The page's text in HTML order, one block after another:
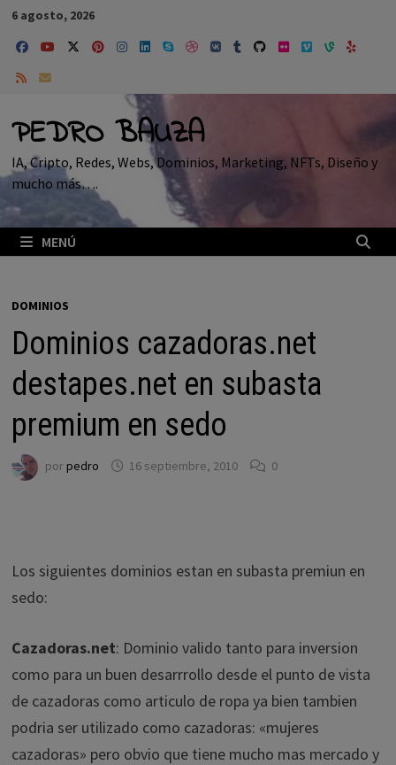
Saltar
contenido
6 agosto, 2026
PEDRO BAUZA
IA, Cripto, Redes, Webs, Dominios, Marketing, NFTs, Diseño y
mucho más….
MENÚ
DOMINIOS
Dominios cazadoras.net
destapes.net en subasta
premium en sedo
porpedro 16 septiembre, 2010 0
Los siguientes dominios estan en subasta premiun en
sedo:
Cazadoras.net: Dominio valido tanto para inversion
como para un buen desarrrollo desde el punto de vista
de cazadoras como articulo de ropa ya bien tambien
podria ser utilizado como cazadoras: «mujeres
cazadoras» pero obvio que tiene mucho mas mercado y